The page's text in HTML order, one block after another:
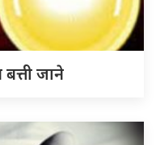
बत्ती जाने